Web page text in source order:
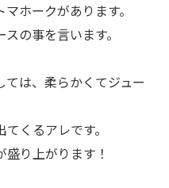
ホークがあります。
の事を言います。
は、柔らかくてジュー
くるアレです。
り上がります！